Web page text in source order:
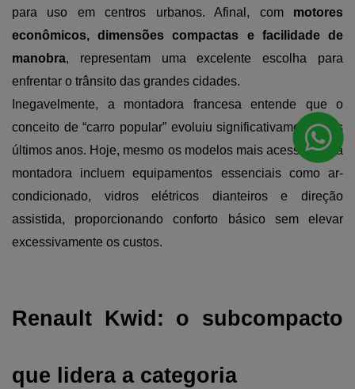
para uso em centros urbanos. Afinal, com motores
econômicos, dimensões compactas e facilidade de
manobra, representam uma excelente escolha para
enfrentar o trânsito das grandes cidades.
Inegavelmente, a montadora francesa entende que o
conceito de “carro popular” evoluiu significativamente nos
últimos anos. Hoje, mesmo os modelos mais acessíveis da
montadora incluem equipamentos essenciais como ar-
condicionado, vidros elétricos dianteiros e direção
assistida, proporcionando conforto básico sem elevar
excessivamente os custos.
Renault Kwid: o subcompacto
que lidera a categoria